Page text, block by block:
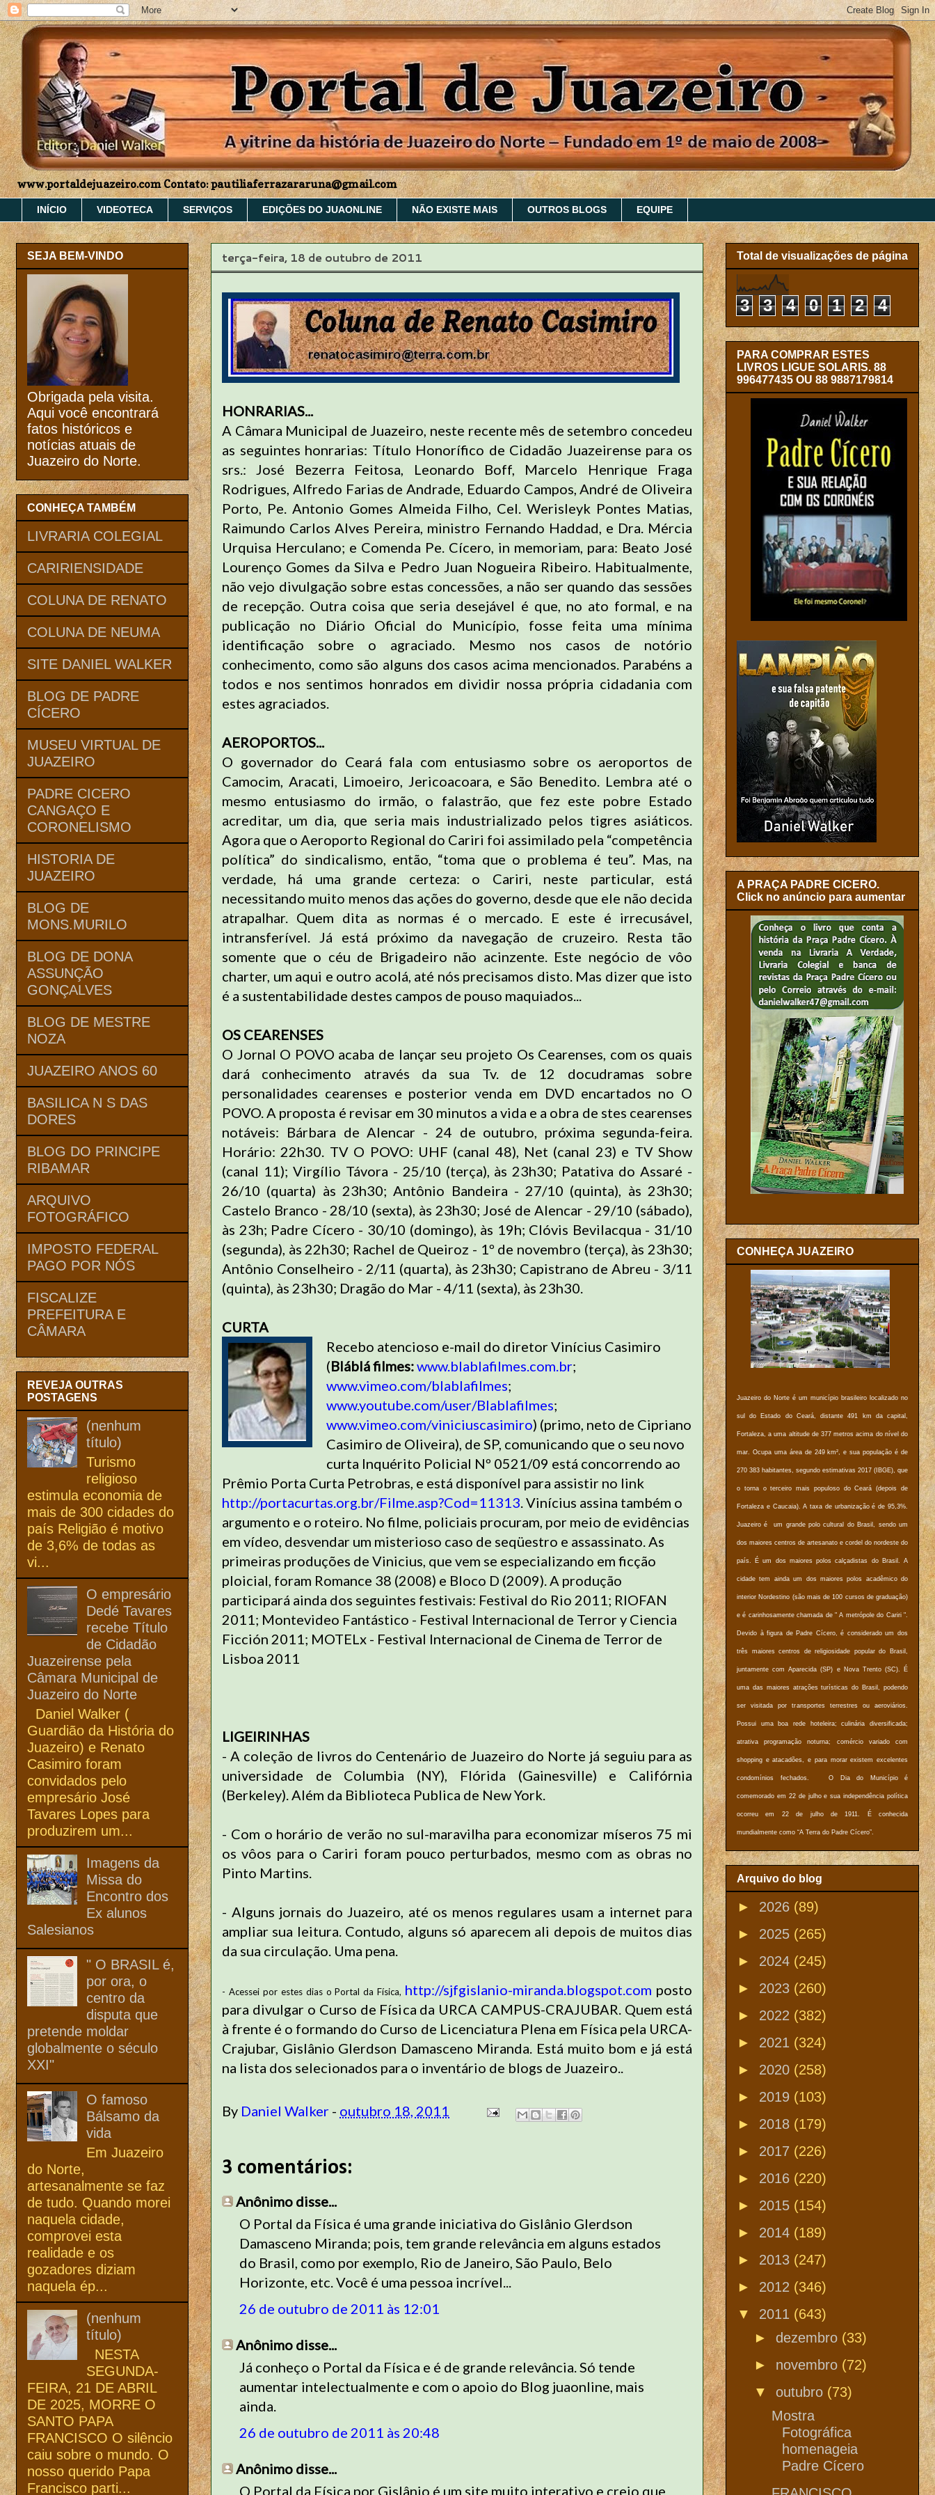
www.portaldejuazeiro.com Contato: pautiliaferrazararuna@gmail.com
INÍCIO VIDEOTECA SERVIÇOS EDIÇÕES DO JUAONLINE NÃO EXISTE MAIS OUTROS BLOGS EQUIPE
terça-feira, 18 de outubro de 2011
HONRARIAS...
A Câmara Municipal de Juazeiro, neste recente mês de setembro concedeu
as seguintes honrarias: Título Honorífico de Cidadão Juazeirense para os
srs.: José Bezerra Feitosa, Leonardo Boff, Marcelo Henrique Fraga
Rodrigues, Alfredo Farias de Andrade, Eduardo Campos, André de Oliveira
Porto, Pe. Antonio Gomes Almeida Filho, Cel. Werisleyk Pontes Matias,
Raimundo Carlos Alves Pereira, ministro Fernando Haddad, e Dra. Mércia
Urquisa Herculano; e Comenda Pe. Cícero, in memoriam, para: Beato José
Lourenço Gomes da Silva e Pedro Juan Nogueira Ribeiro. Habitualmente,
não vejo divulgação sobre estas concessões, a não ser quando das sessões
de recepção. Outra coisa que seria desejável é que, no ato formal, e na
publicação no Diário Oficial do Município, fosse feita uma mínima
identificação sobre o agraciado. Mesmo nos casos de notório
conhecimento, como são alguns dos casos acima mencionados. Parabéns a
todos e nos sentimos honrados em dividir nossa própria cidadania com
estes agraciados.
AEROPORTOS...
O governador do Ceará fala com entusiasmo sobre os aeroportos de
Camocim, Aracati, Limoeiro, Jericoacoara, e São Benedito. Lembra até o
mesmo entusiasmo do irmão, o falastrão, que fez este pobre Estado
acreditar, um dia, que seria mais industrializado pelos tigres asiáticos.
Agora que o Aeroporto Regional do Cariri foi assimilado pela “competência
política” do sindicalismo, então, “toma que o problema é teu”. Mas, na
verdade, há uma grande certeza: o Cariri, neste particular, está
necessitando muito menos das ações do governo, desde que ele não decida
atrapalhar. Quem dita as normas é o mercado. E este é irrecusável,
intransferível. Já está próximo da navegação de cruzeiro. Resta tão
somente que o céu de Brigadeiro não acinzente. Este negócio de vôo
charter, um aqui e outro acolá, até nós precisamos disto. Mas dizer que isto
é a sustentabilidade destes campos de pouso maquiados...
OS CEARENSES
O Jornal O POVO acaba de lançar seu projeto Os Cearenses, com os quais
dará conhecimento através da sua Tv. de 12 docudramas sobre
personalidades cearenses e posterior venda em DVD encartados no O
POVO. A proposta é revisar em 30 minutos a vida e a obra de stes cearenses
notáveis: Bárbara de Alencar - 24 de outubro, próxima segunda-feira.
Horário: 22h30. TV O POVO: UHF (canal 48), Net (canal 23) e TV Show
(canal 11); Virgílio Távora - 25/10 (terça), às 23h30; Patativa do Assaré -
26/10 (quarta) às 23h30; Antônio Bandeira - 27/10 (quinta), às 23h30;
Castelo Branco - 28/10 (sexta), às 23h30; José de Alencar - 29/10 (sábado),
às 23h; Padre Cícero - 30/10 (domingo), às 19h; Clóvis Bevilacqua - 31/10
(segunda), às 22h30; Rachel de Queiroz - 1º de novembro (terça), às 23h30;
Antônio Conselheiro - 2/11 (quarta), às 23h30; Capistrano de Abreu - 3/11
(quinta), às 23h30; Dragão do Mar - 4/11 (sexta), às 23h30.
CURTA
Recebo atencioso e-mail do diretor Vinícius Casimiro
(Bláblá filmes:www.blablafilmes.com.br;
www.vimeo.com/blablafilmes;
www.youtube.com/user/Blablafilmes;
www.vimeo.com/viniciuscasimiro) (primo, neto de Cipriano
Casimiro de Oliveira), de SP, comunicando que o seu novo
curta Inquérito Policial Nº 0521/09 está concorrendo ao
Prêmio Porta Curta Petrobras, e está disponível para assistir no link
http://portacurtas.org.br/Filme.asp?Cod=11313 . Vinícius assina também o
argumento e o roteiro. No filme, policiais procuram, por meio de evidências
em vídeo, desvendar um misterioso caso de seqüestro e assassinato. As
primeiras produções de Vinicius, que vem se especializando em ficção
ploicial, foram Romance 38 (2008) e Bloco D (2009). A produção
participará ainda dos seguintes festivais: Festival do Rio 2011; RIOFAN
2011; Montevideo Fantástico - Festival Internacional de Terror y Ciencia
Ficción 2011; MOTELx - Festival Internacional de Cinema de Terror de
Lisboa 2011
LIGEIRINHAS
- A coleção de livros do Centenário de Juazeiro do Norte já seguiu para as
universidade de Columbia (NY), Flórida (Gainesville) e Califórnia
(Berkeley). Além da Biblioteca Publica de New York.
- Com o horário de verão no sul-maravilha para economizar míseros 75 mi
os vôos para o Cariri foram pouco perturbados, mesmo com as obras no
Pinto Martins.
- Alguns jornais do Juazeiro, até os menos regulares usam a internet para
ampliar sua leitura. Contudo, alguns só aparecem ali depois de muitos dias
da sua circulação. Uma pena.
- Acessei por estes dias o Portal da Física, http://sjfgislanio-miranda.blogspot.com posto
para divulgar o Curso de Física da URCA CAMPUS-CRAJUBAR. Quem está
à frente é o formando do Curso de Licenciatura Plena em Física pela URCA-
Crajubar, Gislânio Glerdson Damasceno Miranda. Está muito bom e já está
na lista dos selecionados para o inventário de blogs de Juazeiro..
By Daniel Walker - outubro 18, 2011
3 comentários:
Anônimo disse...
O Portal da Física é uma grande iniciativa do Gislânio Glerdson
Damasceno Miranda; pois, tem grande relevância em alguns estados
do Brasil, como por exemplo, Rio de Janeiro, São Paulo, Belo
Horizonte, etc. Você é uma pessoa incrível...
26 de outubro de 2011 às 12:01
Anônimo disse...
Já conheço o Portal da Física e é de grande relevância. Só tende
aumentar intelectualmente e com o apoio do Blog juaonline, mais
ainda.
26 de outubro de 2011 às 20:48
Anônimo disse...
O Portal da Física por Gislânio é um site muito interativo e creio que
SEJA BEM-VINDO
Obrigada pela visita.
Aqui você encontrará
fatos históricos e
notícias atuais de
Juazeiro do Norte.
CONHEÇA TAMBÉM
LIVRARIA COLEGIAL
CARIRIENSIDADE
COLUNA DE RENATO
COLUNA DE NEUMA
SITE DANIEL WALKER
BLOG DE PADRE
CÍCERO
MUSEU VIRTUAL DE
JUAZEIRO
PADRE CICERO
CANGAÇO E
CORONELISMO
HISTORIA DE
JUAZEIRO
BLOG DE
MONS.MURILO
BLOG DE DONA
ASSUNÇÃO
GONÇALVES
BLOG DE MESTRE
NOZA
JUAZEIRO ANOS 60
BASILICA N S DAS
DORES
BLOG DO PRINCIPE
RIBAMAR
ARQUIVO
FOTOGRÁFICO
IMPOSTO FEDERAL
PAGO POR NÓS
FISCALIZE
PREFEITURA E
CÂMARA
REVEJA OUTRAS
POSTAGENS
(nenhum
título)
Turismo
religioso
estimula economia de
mais de 300 cidades do
país Religião é motivo
de 3,6% de todas as
vi...
O empresário
Dedé Tavares
recebe Título
de Cidadão
Juazeirense pela
Câmara Municipal de
Juazeiro do Norte
Daniel Walker (
Guardião da História do
Juazeiro) e Renato
Casimiro foram
convidados pelo
empresário José
Tavares Lopes para
produzirem um...
Imagens da
Missa do
Encontro dos
Ex alunos
Salesianos
" O BRASIL é,
por ora, o
centro da
disputa que
pretende moldar
globalmente o século
XXI"
O famoso
Bálsamo da
vida
Em Juazeiro
do Norte,
artesanalmente se faz
de tudo. Quando morei
naquela cidade,
comprovei esta
realidade e os
gozadores diziam
naquela ép...
(nenhum
título)
NESTA
SEGUNDA-
FEIRA, 21 DE ABRIL
DE 2025, MORRE O
SANTO PAPA
FRANCISCO O silêncio
caiu sobre o mundo. O
nosso querido Papa
Francisco parti...
Total de visualizações de página
3 3 4 0 1 2 4
PARA COMPRAR ESTES
LIVROS LIGUE SOLARIS. 88
996477435 OU 88 9887179814
A PRAÇA PADRE CICERO.
Click no anúncio para aumentar
CONHEÇA JUAZEIRO
Juazeiro do Norte é um município brasileiro localizado no
sul do Estado do Ceará, distante 491 km da capital,
Fortaleza, a uma altitude de 377 metros acima do nível do
mar. Ocupa uma área de 249 km², e sua população é de
270 383 habitantes, segundo estimativas 2017 (IBGE), que
o torna o terceiro mais populoso do Ceará (depois de
Fortaleza e Caucaia). A taxa de urbanização é de 95,3%.
Juazeiro é um grande polo cultural do Brasil, sendo um
dos maiores centros de artesanato e cordel do nordeste do
país. É um dos maiores polos calçadistas do Brasil. A
cidade tem ainda um dos maiores polos acadêmico do
interior Nordestino (são mais de 100 cursos de graduação)
e é carinhosamente chamada de " A metrópole do Cariri ".
Devido à figura de Padre Cícero, é considerado um dos
três maiores centros de religiosidade popular do Brasil,
juntamente com Aparecida (SP) e Nova Trento (SC). É
uma das maiores atrações turísticas do Brasil, podendo
ser visitada por transportes terrestres ou aeroviários.
Possui uma boa rede hoteleira; culinária diversificada;
atrativa programação noturna; comércio variado com
shopping e atacadões, e para morar existem excelentes
condomínios fechados. O Dia do Município é
comemorado em 22 de julho e sua independência política
ocorreu em 22 de julho de 1911. É conhecida
mundialmente como “A Terra do Padre Cícero”.
Arquivo do blog
► 2026 (89)
► 2025 (265)
► 2024 (245)
► 2023 (260)
► 2022 (382)
► 2021 (324)
► 2020 (258)
► 2019 (103)
► 2018 (179)
► 2017 (226)
► 2016 (220)
► 2015 (154)
► 2014 (189)
► 2013 (247)
► 2012 (346)
▼ 2011 (643)
► dezembro (33)
► novembro (72)
▼ outubro (73)
Mostra
Fotográfica
homenageia
Padre Cícero